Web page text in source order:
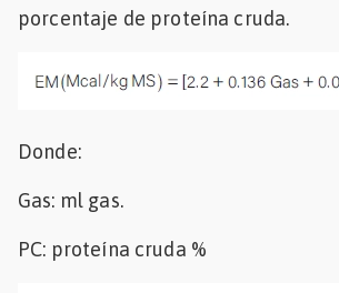
porcentaje de proteína cruda.
Donde:
Gas: ml gas.
PC: proteína cruda %